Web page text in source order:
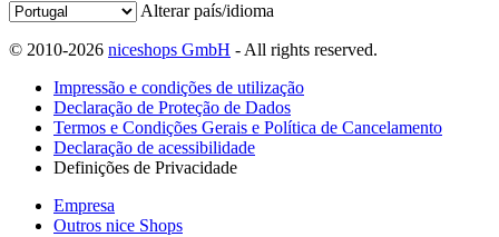
Alterar país/idioma
© 2010-2026 niceshops GmbH - All rights reserved.
Impressão e condições de utilização
Declaração de Proteção de Dados
Termos e Condições Gerais e Política de Cancelamento
Declaração de acessibilidade
Definições de Privacidade
Empresa
Outros nice Shops